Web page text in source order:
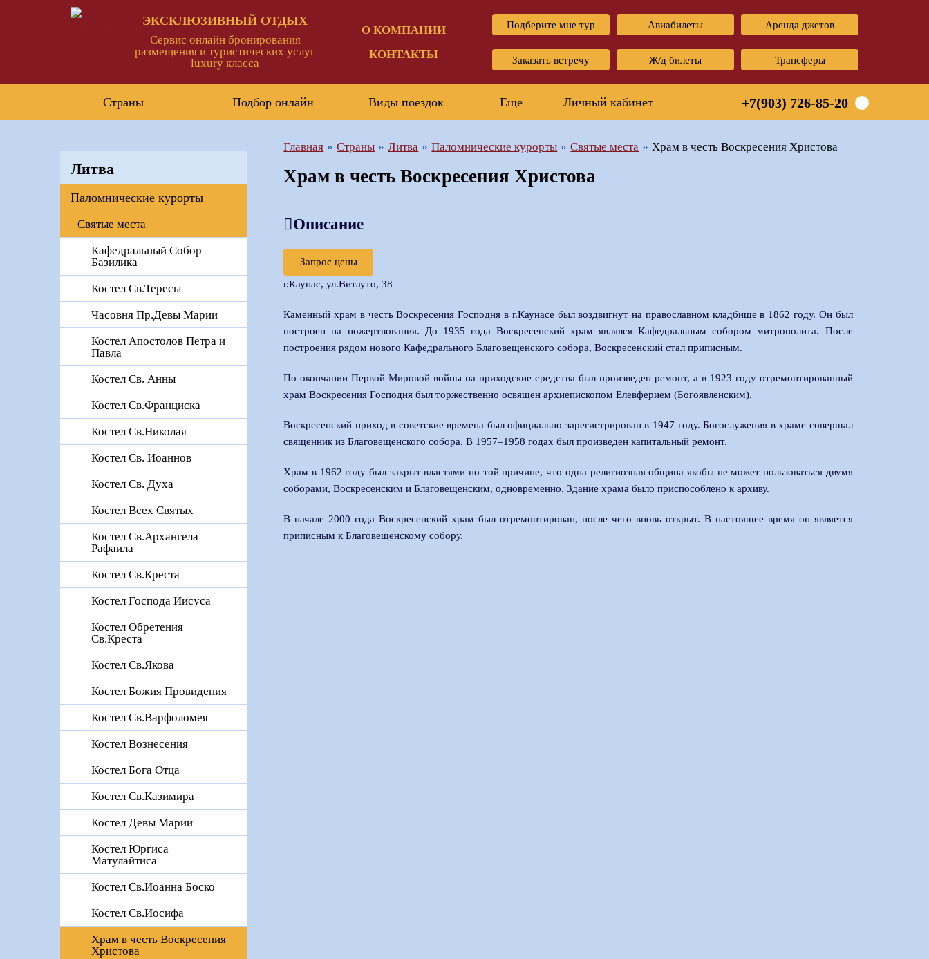
ЭКСКЛЮЗИВНЫЙ ОТДЫХ
Сервис онлайн бронирования
размещения и туристических услуг
luxury класса
О КОМПАНИИ
КОНТАКТЫ
Подберите мне тур Авиабилеты Аренда джетов
Заказать встречу Ж/д билеты Трансферы
Страны Подбор онлайн Виды поездок Еще Личный кабинет +7(903) 726-85-20
Главная Страны Литва Паломнические курорты Святые места Храм в честь Воскресения Христова
Храм в честь Воскресения Христова
Описание
Запрос цены
г.Каунас, ул.Витауто, 38
Каменный храм в честь Воскресения Господня в г.Каунасе был воздвигнут на православном кладбище в 1862 году. Он был
построен на пожертвования. До 1935 года Воскресенский храм являлся Кафедральным собором митрополита. После
построения рядом нового Кафедрального Благовещенского собора, Воскресенский стал приписным.
По окончании Первой Мировой войны на приходские средства был произведен ремонт, а в 1923 году отремонтированный
храм Воскресения Господня был торжественно освящен архиепископом Елевферием (Богоявленским).
Воскресенский приход в советские времена был официально зарегистрирован в 1947 году. Богослужения в храме совершал
священник из Благовещенского собора. В 1957–1958 годах был произведен капитальный ремонт.
Храм в 1962 году был закрыт властями по той причине, что одна религиозная община якобы не может пользоваться двумя
соборами, Воскресенским и Благовещенским, одновременно. Здание храма было приспособлено к архиву.
В начале 2000 года Воскресенский храм был отремонтирован, после чего вновь открыт. В настоящее время он является
приписным к Благовещенскому собору.
Литва
Паломнические курорты
Святые места
Кафедральный Собор
Базилика
Костел Св.Тересы
Часовня Пр.Девы Марии
Костел Апостолов Петра и
Павла
Костел Св. Анны
Костел Св.Франциска
Костел Св.Николая
Костел Св. Иоаннов
Костел Св. Духа
Костел Всех Святых
Костел Св.Архангела
Рафаила
Костел Св.Креста
Костел Господа Иисуса
Костел Обретения
Св.Креста
Костел Св.Якова
Костел Божия Провидения
Костел Св.Варфоломея
Костел Вознесения
Костел Бога Отца
Костел Св.Казимира
Костел Девы Марии
Костел Юргиса
Матулайтиса
Костел Св.Иоанна Боско
Костел Св.Иосифа
Храм в честь Воскресения
Христова